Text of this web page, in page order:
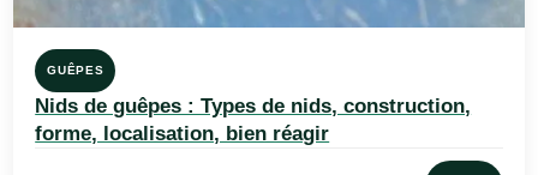
GUÊPES
Nids de guêpes : Types de nids, construction,
forme, localisation, bien réagir